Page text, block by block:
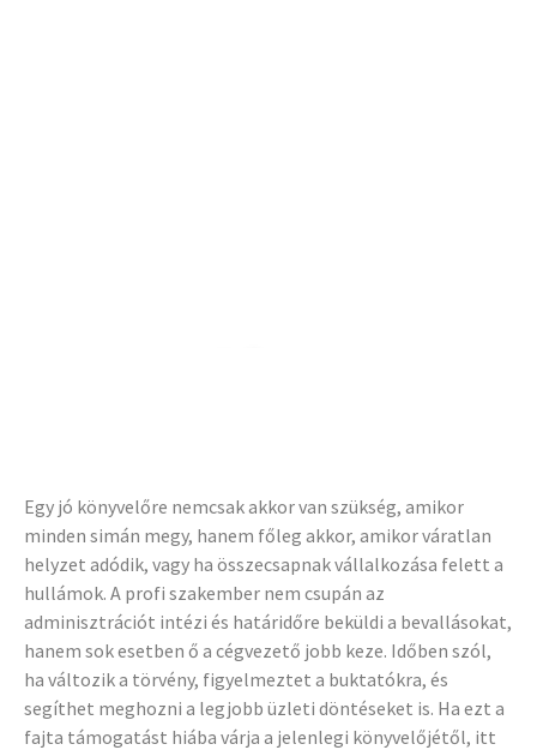
Intő jelek, amelyeket nem szabad
figyelmen kívül hagyni
Egy jó könyvelőre nemcsak akkor van szükség, amikor
minden simán megy, hanem főleg akkor, amikor váratlan
helyzet adódik, vagy ha összecsapnak vállalkozása felett a
hullámok. A profi szakember nem csupán az
adminisztrációt intézi és határidőre beküldi a bevallásokat,
hanem sok esetben ő a cégvezető jobb keze. Időben szól,
ha változik a törvény, figyelmeztet a buktatókra, és
segíthet meghozni a legjobb üzleti döntéseket is. Ha ezt a
fajta támogatást hiába várja a jelenlegi könyvelőjétől, itt